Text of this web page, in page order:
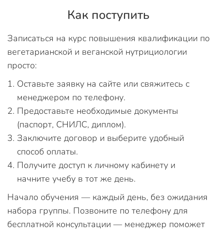
Как поступить
Записаться на курс повышения квалификации по
вегетарианской и веганской нутрициологии
просто:
Оставьте заявку на сайте или свяжитесь с
менеджером по телефону.
Предоставьте необходимые документы
(паспорт, СНИЛС, диплом).
Заключите договор и выберите удобный
способ оплаты.
Получите доступ к личному кабинету и
начните учебу в тот же день.
Начало обучения — каждый день, без ожидания
набора группы. Позвоните по телефону для
бесплатной консультации — менеджер поможет